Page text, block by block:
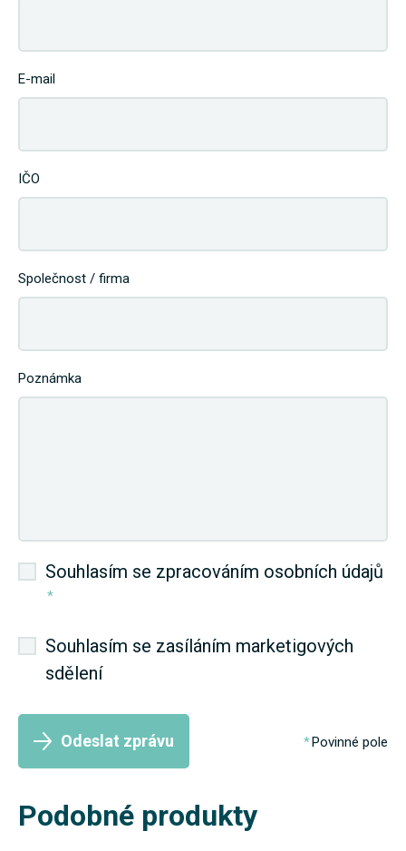
E-mail
IČO
Společnost / firma
Poznámka
Souhlasím se zpracováním osobních údajů
*
Souhlasím se zasíláním marketigových
sdělení
Odeslat zprávu Povinné pole
Podobné produkty